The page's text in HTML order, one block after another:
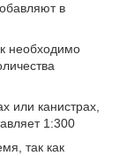
в
необходимо
или канистрах,
1:300
так как